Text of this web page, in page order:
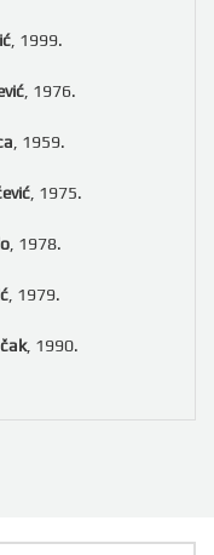
, 1999.
, 1976.
, 1959.
, 1975.
, 1978.
, 1979.
, 1990.